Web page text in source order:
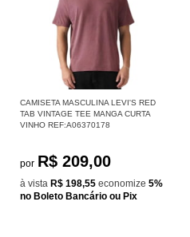
CAMISETA MASCULINA LEVI'S RED
TAB VINTAGE TEE MANGA CURTA
VINHO REF:A06370178
por R$ 209,00
à vista R$ 198,55 economize 5%
no Boleto Bancário ou Pix